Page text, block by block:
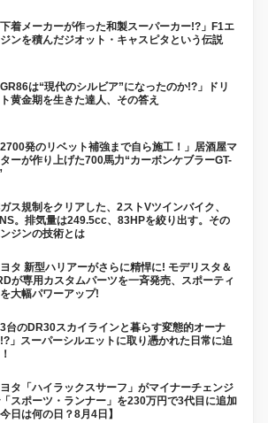
下着メーカーが作った和製スーパーカー!?」F1エ
ンを積んだジオット・キャスピタという伝説
GR86は“現代のシルビア”になったのか!?」ドリ
黄金期を生きた達人、その答え
2700発のリベット補強まで自ら施工！」居酒屋マ
ーが作り上げた700馬力“カーボンケブラーGT-
ス規制をクリアした、2ストVツインバイク、
。排気量は249.5cc、83HPを絞り出す。その
ジンの技術とは
ヨタ 新型ハリアーがさらに精悍に! モデリスタ＆
が専用カスタムパーツを一斉発売、スポーティ
大幅パワーアップ!
3台のDR30スカイラインと暮らす変態的オーナ
」スーパーシルエットに取り憑かれた日常に迫
ヨタ「ハイラックスサーフ」がマイナーチェンジ
スポーツ・ランナー」を230万円で3代目に追加
今日は何の日？8月4日】